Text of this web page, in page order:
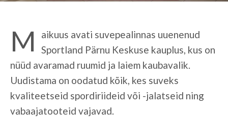
M
aikuus avati suvepealinnas uuenenud
Sportland Pärnu Keskuse kauplus, kus on
nüüd avaramad ruumid ja laiem kaubavalik.
Uudistama on oodatud kõik, kes suveks
kvaliteetseid spordiriideid või -jalatseid ning
vabaajatooteid vajavad.